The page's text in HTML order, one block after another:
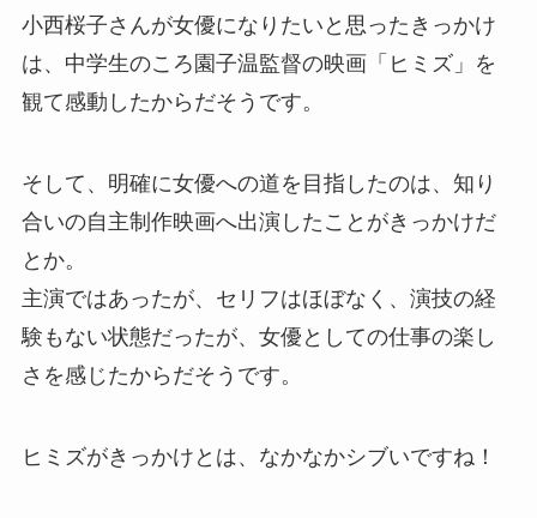
小西桜子さんが女優になりたいと思ったきっかけ
は、 中学生のころ園子温監督の映画「ヒミズ」を
観て感動したからだそうです。
そして、明確に女優への道を目指したのは、知り
合いの自主制作映画へ出演したことがきっかけだ
とか。
主演ではあったが、セリフはほぼなく、演技の経
験もない状態だったが、女優としての仕事の楽し
さを感じたからだそうです。
ヒミズがきっかけとは、なかなかシブいですね！